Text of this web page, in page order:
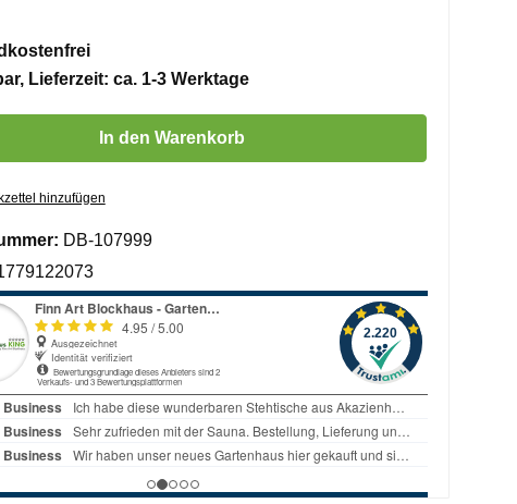
Lieferzeit: ca. 1-3 Werktage
Gib den gewünschten Wert ein oder benutze die Schaltflächen um
In den Warenkorb
hinzufügen
DB-107999